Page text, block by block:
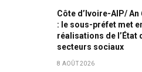
Côte d’Ivoire-AIP/ An
: le sous-préfet met
réalisations de l’État
secteurs sociaux
8 AOÛT 2026